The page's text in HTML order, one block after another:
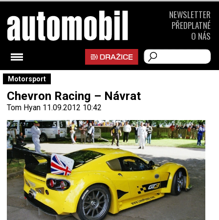
Motorsport
Chevron Racing – Návrat
Tom Hyan 11.09.2012 10:42
NEWSLETTER
PŘEDPLATNÉ
O NÁS